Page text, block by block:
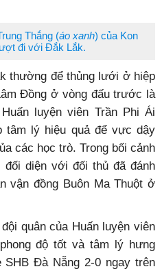
Thắng (áo xanh) của Kon
đi với Đắk Lắk.
thường để thủng lưới ở hiệp
Đồng ở vòng đấu trước là
luyện viên Trần Phi Ái
tâm lý hiệu quả để vực dậy
các học trò. Trong bối cảnh
diện với đối thủ đã đánh
vận đồng Buôn Ma Thuột ở
quân của Huấn luyện viên
độ tốt và tâm lý hưng
SHB Đà Nẵng 2-0 ngay trên